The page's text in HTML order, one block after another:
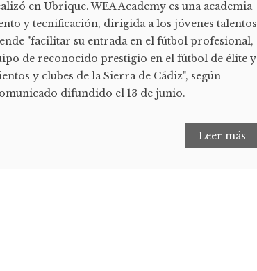
en Ubrique. WEA Academy es una academia
y tecnificación, dirigida a los jóvenes talentos
"facilitar su entrada en el fútbol profesional,
de reconocido prestigio en el fútbol de élite y
y clubes de la Sierra de Cádiz", según
difundido el 13 de junio.
Leer más